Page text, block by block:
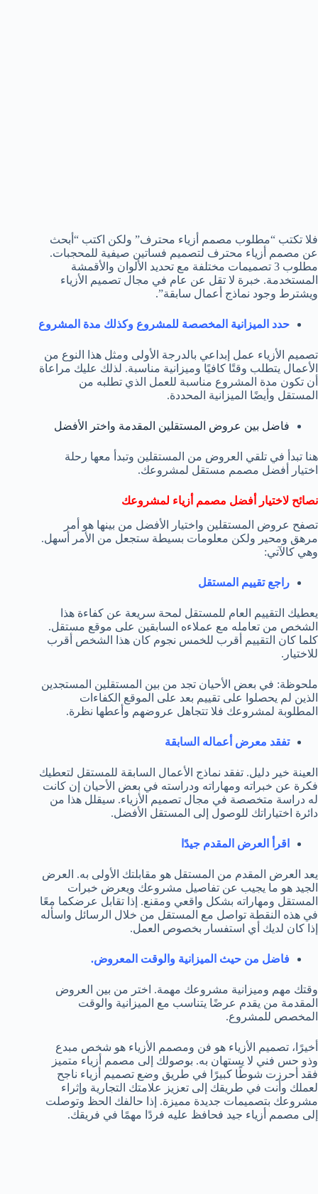
فلا تكتب “مطلوب مصمم أزياء محترف” ولكن اكتب “أبحث
عن مصمم أزياء محترف لتصميم فساتين صيفية للمحجبات.
مطلوب 3 تصميمات مختلفة مع تحديد الألوان والأقمشة
المستخدمة. خبرة لا تقل عن عام في مجال تصميم الأزياء
ويشترط وجود نماذج أعمال سابقة”.
حدد الميزانية المخصصة للمشروع وكذلك مدة المشروع
تصميم الأزياء عمل إبداعي بالدرجة الأولى ومثل هذا النوع من
الأعمال يتطلب وقتًا كافيًا وميزانية مناسبة. لذلك عليك مراعاة
أن تكون مدة المشروع مناسبة للعمل الذي تطلبه من
المستقل وأيضًا الميزانية المحددة.
فاضل بين عروض المستقلين المقدمة واختر الأفضل
هنا تبدأ في تلقي العروض من المستقلين وتبدأ معها رحلة
اختيار أفضل مصمم مستقل لمشروعك.
نصائح لاختيار أفضل مصمم أزياء لمشروعك
تصفح عروض المستقلين واختيار الأفضل من بينها هو أمر
مرهق ومحير ولكن معلومات بسيطة ستجعل من الأمر أسهل.
وهي كالآتي:
راجع تقييم المستقل
يعطيك التقييم العام للمستقل لمحة سريعة عن كفاءة هذا
الشخص من تعامله مع عملاءه السابقين على موقع مستقل.
كلما كان التقييم أقرب للخمس نجوم كان هذا الشخص أقرب
للاختيار.
ملحوظة: في بعض الأحيان تجد من بين المستقلين المستجدين
الذين لم يحصلوا على تقييم بعد على الموقع الكفاءات
المطلوبة لمشروعك فلا تتجاهل عروضهم وأعطها نظرة.
تفقد معرض أعماله السابقة
العينة خير دليل. تفقد نماذج الأعمال السابقة للمستقل لتعطيك
فكرة عن خبراته ومهاراته ودراسته في بعض الأحيان إن كانت
له دراسة متخصصة في مجال تصميم الأزياء. سيقلل هذا من
دائرة اختياراتك للوصول إلى المستقل الأفضل.
اقرأ العرض المقدم جيدًا
يعد العرض المقدم من المستقل هو مقابلتك الأولى به. العرض
الجيد هو ما يجيب عن تفاصيل مشروعك ويعرض خبرات
المستقل ومهاراته بشكل واقعي ومقنع. إذا تقابل عرضكما معًا
في هذه النقطة تواصل مع المستقل من خلال الرسائل واسأله
إذا كان لديك أي استفسار بخصوص العمل.
فاضل من حيث الميزانية والوقت المعروض.
وقتك مهم وميزانية مشروعك مهمة. اختر من بين العروض
المقدمة من يقدم عرضًا يتناسب مع الميزانية والوقت
المخصص للمشروع.
أخيرًا، تصميم الأزياء هو فن ومصمم الأزياء هو شخص مبدع
وذو حس فني لا يستهان به. بوصولك إلى مصمم أزياء متميز
فقد أحرزت شوطًا كبيرًا في طريق وضع تصميم أزياء ناجح
لعملك وأنت في طريقك إلى تعزيز علامتك التجارية وإثراء
مشروعك بتصميمات جديدة مميزة. إذا حالفك الحظ وتوصلت
إلى مصمم أزياء جيد فحافظ عليه فردًا مهمًا في فريقك.